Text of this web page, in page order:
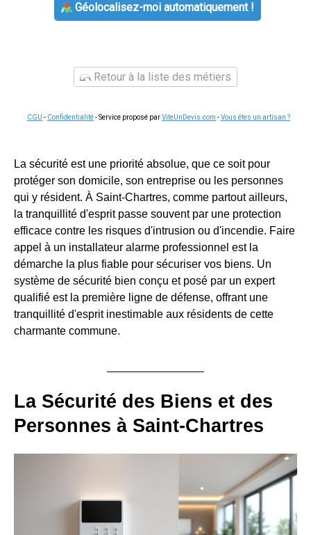
Géolocalisez-moi automatiquement !
Retour à la liste des métiers
CGU - Confidentialité- Service proposé parViteUnDevis.com -Vous êtes un artisan ?
La sécurité est une priorité absolue, que ce soit pour
protéger son domicile, son entreprise ou les personnes
qui y résident. À Saint-Chartres, comme partout ailleurs,
la tranquillité d'esprit passe souvent par une protection
efficace contre les risques d'intrusion ou d'incendie. Faire
appel à un installateur alarme professionnel est la
démarche la plus fiable pour sécuriser vos biens. Un
système de sécurité bien conçu et posé par un expert
qualifié est la première ligne de défense, offrant une
tranquillité d'esprit inestimable aux résidents de cette
charmante commune.
La Sécurité des Biens et des
Personnes à Saint-Chartres